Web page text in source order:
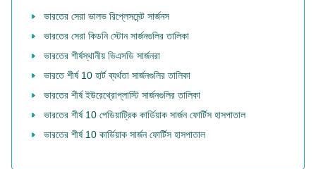
ভারতের সেরা ভালভ রিপ্লেসমেন্ট সার্জনস
ভারতের সেরা কিডনি স্টোন সার্জনগুলির তালিকা
ভারতের শীর্ষস্থানীয় ভিএসডি সার্জনরা
ভারতে শীর্ষ 10 হার্ট ব্যর্থতা সার্জনগুলির তালিকা
ভারতের শীর্ষ ইউরেথ্রোপ্লাস্টি সার্জনগুলির তালিকা
ভারতের শীর্ষ 10 পেডিয়াট্রিক কার্ডিয়াক সার্জন ফোর্টিস হাসপাতাল
ভারতের শীর্ষ 10 কার্ডিয়াক সার্জন ফোর্টিস হাসপাতাল